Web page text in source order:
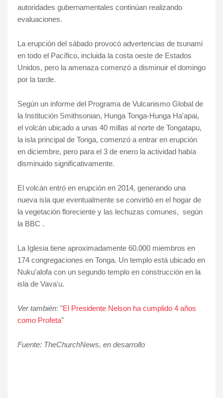
autoridades gubernamentales continúan realizando
evaluaciones.
La erupción del sábado provocó advertencias de tsunami
en todo el Pacífico, incluida la costa oeste de Estados
Unidos, pero la amenaza comenzó a disminuir el domingo
por la tarde.
Según un informe del Programa de Vulcanismo Global de
la Institución Smithsonian, Hunga Tonga-Hunga Ha'apai,
el volcán ubicado a unas 40 millas al norte de Tongatapu,
la isla principal de Tonga, comenzó a entrar en erupción
en diciembre, pero para el 3 de enero la actividad había
disminuido significativamente.
El volcán entró en erupción en 2014, generando una
nueva isla que eventualmente se convirtió en el hogar de
la vegetación floreciente y las lechuzas comunes, según
la BBC .
La Iglesia tiene aproximadamente 60.000 miembros en
174 congregaciones en Tonga. Un templo está ubicado en
Nuku'alofa con un segundo templo en construcción en la
isla de Vava'u.
Ver también: "El Presidente Nelson ha cumplido 4 años
como Profeta"
Fuente: TheChurchNews, en desarrollo